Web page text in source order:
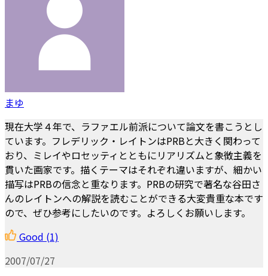
まゆ
現在大学４年で、ラファエル前派について論文を書こうとし
ています。フレデリック・レイトンはPRBと大きく関わって
おり、ミレイやロセッティとともにリアリズムと象徴主義を
貫いた画家です。描くテーマはそれぞれ違いますが、細かい
描写はPRBの信念と重なります。PRBの研究で著名な谷田さ
んのレイトンへの解説を読むことができる大変貴重な本です
ので、ぜひ参考にしたいのです。よろしくお願いします。
Good (1)
2007/07/27